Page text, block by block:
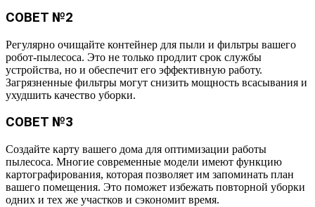
СОВЕТ №2
Регулярно очищайте контейнер для пыли и фильтры вашего
робот-пылесоса. Это не только продлит срок службы
устройства, но и обеспечит его эффективную работу.
Загрязненные фильтры могут снизить мощность всасывания и
ухудшить качество уборки.
СОВЕТ №3
Создайте карту вашего дома для оптимизации работы
пылесоса. Многие современные модели имеют функцию
картографирования, которая позволяет им запоминать план
вашего помещения. Это поможет избежать повторной уборки
одних и тех же участков и сэкономит время.